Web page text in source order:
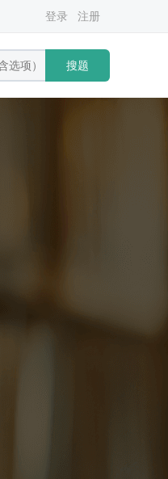
登录 注册
搜题